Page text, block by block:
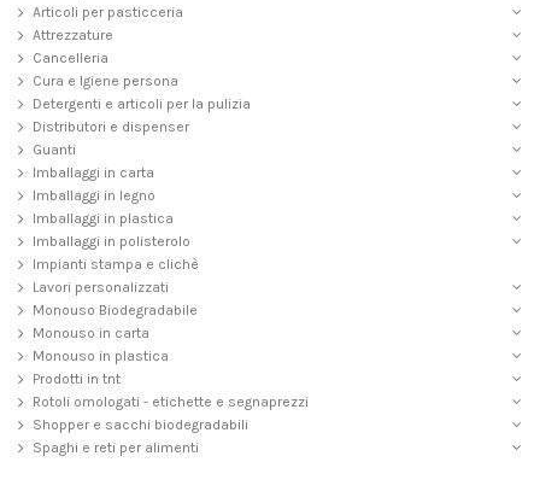
Articoli per pasticceria
Attrezzature
Cancelleria
Cura e Igiene persona
Detergenti e articoli per la pulizia
Distributori e dispenser
Guanti
Imballaggi in carta
Imballaggi in legno
Imballaggi in plastica
Imballaggi in polisterolo
Impianti stampa e clichè
Lavori personalizzati
Monouso Biodegradabile
Monouso in carta
Monouso in plastica
Prodotti in tnt
Rotoli omologati - etichette e segnaprezzi
Shopper e sacchi biodegradabili
Spaghi e reti per alimenti